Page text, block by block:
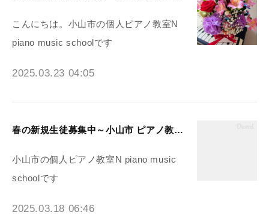
こんにちは。小山市の個人ピアノ教室N
piano music schoolです
2025.03.23 04:05
春の新規生徒募集中～小山市 ピアノ教室N piano music school
小山市の個人ピアノ教室N piano music
schoolです
2025.03.18 06:46